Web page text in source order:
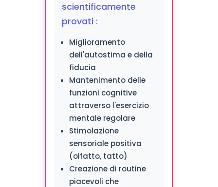
scientificamente
provati :
Miglioramento
dell'autostima e della
fiducia
Mantenimento delle
funzioni cognitive
attraverso l'esercizio
mentale regolare
Stimolazione
sensoriale positiva
(olfatto, tatto)
Creazione di routine
piacevoli che